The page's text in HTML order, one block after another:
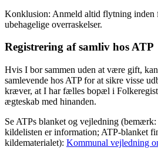
Konklusion: Anmeld altid flytning inden
ubehagelige overraskelser.
Registrering af samliv hos ATP
Hvis I bor sammen uden at være gift,
samlevende hos ATP for at sikre visse
kræver, at I har fælles bopæl i
ægteskab med hinanden.
Se ATPs blanket og vejledning
kildelisten er information; ATP-blanket
kildematerialet): Kommunal vejledning